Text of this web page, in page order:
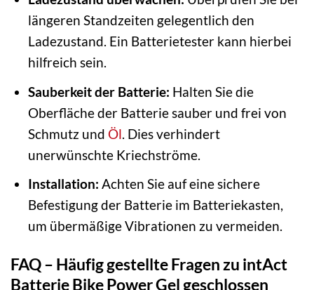
längeren Standzeiten gelegentlich den
Ladezustand. Ein Batterietester kann hierbei
hilfreich sein.
Sauberkeit der Batterie: Halten Sie die
Oberfläche der Batterie sauber und frei von
Schmutz und Öl. Dies verhindert
unerwünschte Kriechströme.
Installation: Achten Sie auf eine sichere
Befestigung der Batterie im Batteriekasten,
um übermäßige Vibrationen zu vermeiden.
FAQ – Häufig gestellte Fragen zu intAct
Batterie Bike Power Gel geschlossen